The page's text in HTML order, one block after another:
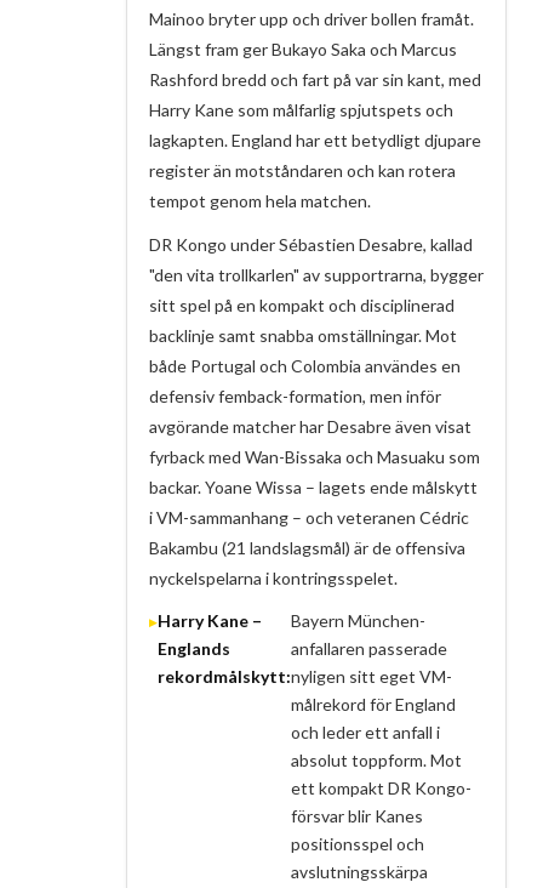
Mainoo bryter upp och driver bollen framåt.
Längst fram ger Bukayo Saka och Marcus
Rashford bredd och fart på var sin kant, med
Harry Kane som målfarlig spjutspets och
lagkapten. England har ett betydligt djupare
register än motståndaren och kan rotera
tempot genom hela matchen.
DR Kongo under Sébastien Desabre, kallad
"den vita trollkarlen" av supportrarna, bygger
sitt spel på en kompakt och disciplinerad
backlinje samt snabba omställningar. Mot
både Portugal och Colombia användes en
defensiv femback-formation, men inför
avgörande matcher har Desabre även visat
fyrback med Wan-Bissaka och Masuaku som
backar. Yoane Wissa – lagets ende målskytt
i VM-sammanhang – och veteranen Cédric
Bakambu (21 landslagsmål) är de offensiva
nyckelspelarna i kontringsspelet.
Harry Kane –
Englands
rekordmålskytt:
Bayern München-
anfallaren passerade
nyligen sitt eget VM-
målrekord för England
och leder ett anfall i
absolut toppform. Mot
ett kompakt DR Kongo-
försvar blir Kanes
positionsspel och
avslutningsskärpa